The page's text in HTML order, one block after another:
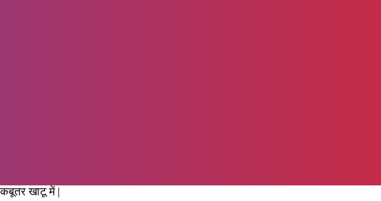
खाटू में |